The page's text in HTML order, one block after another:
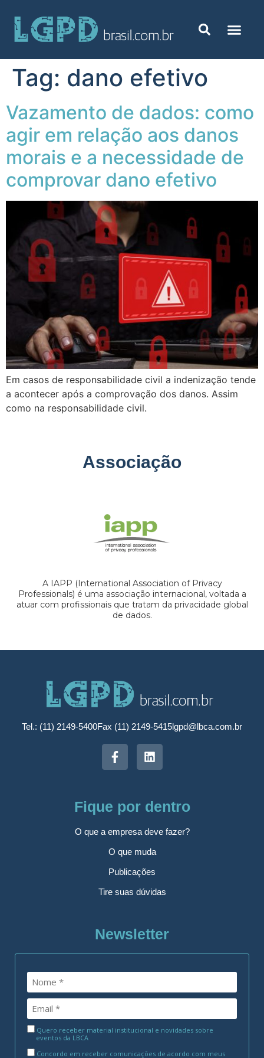
Tag: dano efetivo
Vazamento de dados: como
agir em relação aos danos
morais e a necessidade de
comprovar dano efetivo
Em casos de responsabilidade civil a indenização tende
a acontecer após a comprovação dos danos. Assim
como na responsabilidade civil.
Associação
A IAPP (International Association of Privacy
Professionals) é uma associação internacional, voltada a
atuar com profissionais que tratam da privacidade global
de dados.
Tel.: (11) 2149-5400Fax (11) 2149-5415lgpd@lbca.com.br
Fique por dentro
O que a empresa deve fazer?
O que muda
Publicações
Tire suas dúvidas
Newsletter
Quero receber material institucional e novidades sobre
eventos da LBCA
Concordo em receber comunicações de acordo com meus